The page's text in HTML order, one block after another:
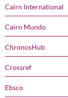
Cairn International
Cairn Mundo
ChronosHub
Crossref
Ebsco